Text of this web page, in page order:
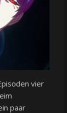
vier
paar